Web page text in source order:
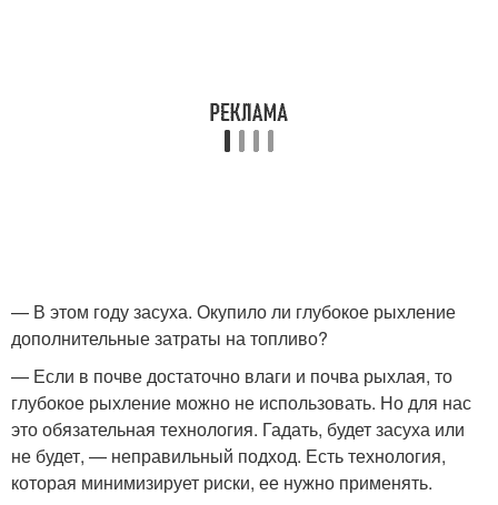
— В этом году засуха. Окупило ли глубокое рыхление
дополнительные затраты на топливо?
— Если в почве достаточно влаги и почва рыхлая, то
глубокое рыхление можно не использовать. Но для нас
это обязательная технология. Гадать, будет засуха или
не будет, — неправильный подход. Есть технология,
которая минимизирует риски, ее нужно применять.